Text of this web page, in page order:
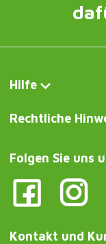
Hilfe
Rechtliche
Folgen Sie uns
Kontakt und